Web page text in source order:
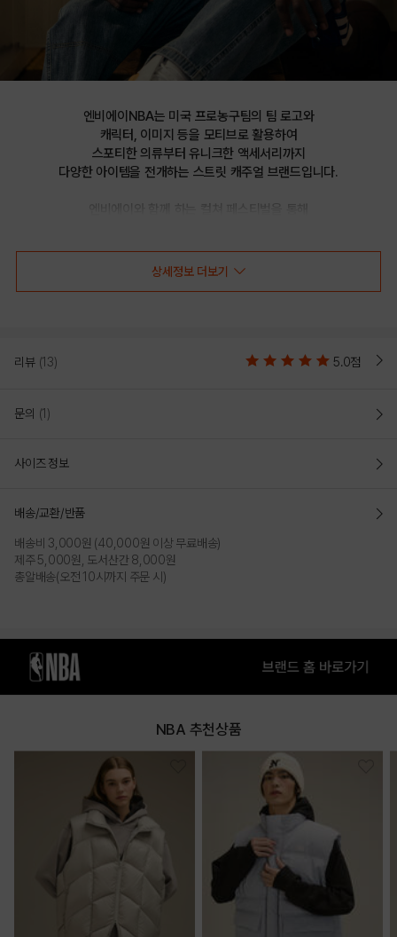
엔비에이NBA는 미국 프로농구팀의 팀 로고와
캐릭터, 이미지 등을 모티브로 활용하여
스포티한 의류부터 유니크한 액세서리까지
다양한 아이템을 전개하는 스트릿 캐주얼 브랜드입니다.
상세정보 더보기
리뷰 (13) 5.0점
문의 (1)
사이즈 정보
배송/교환/반품
배송비 3,000원 (40,000원 이상 무료배송)
제주 5,000원, 도서산간 8,000원
총알배송(오전 10시까지 주문 시)
NBA 추천상품